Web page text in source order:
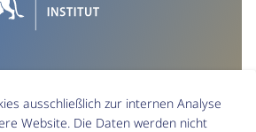
ausschließlich zur internen Analyse
Website. Die Daten werden nicht